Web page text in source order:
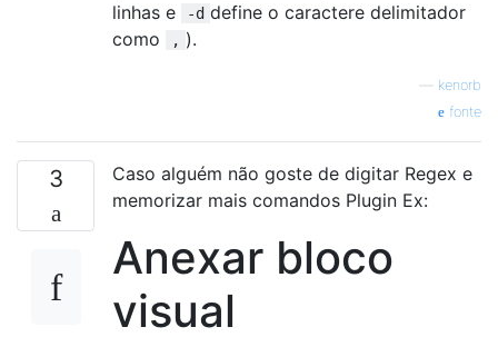
linhas e
-d define o caractere delimitador
como
, ).
kenorb
fonte
3
Caso alguém não goste de digitar Regex e
memorizar mais comandos Plugin Ex:
Anexar bloco
visual